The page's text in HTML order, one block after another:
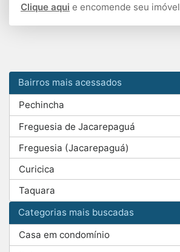
Clique aqui e encomende seu imóvel
Bairros mais acessados
Pechincha
Freguesia de Jacarepaguá
Freguesia (Jacarepaguá)
Curicica
Taquara
Categorias mais buscadas
Casa em condomínio